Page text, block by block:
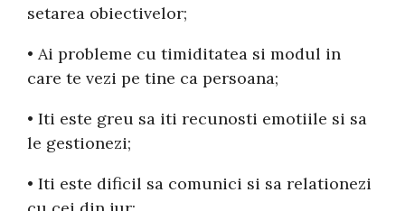
setarea obiectivelor;
• Ai probleme cu timiditatea si modul in
care te vezi pe tine ca persoana;
• Iti este greu sa iti recunosti emotiile si sa
le gestionezi;
• Iti este dificil sa comunici si sa relationezi